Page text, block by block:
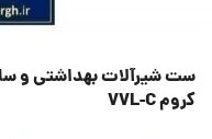
کروم VVL-C